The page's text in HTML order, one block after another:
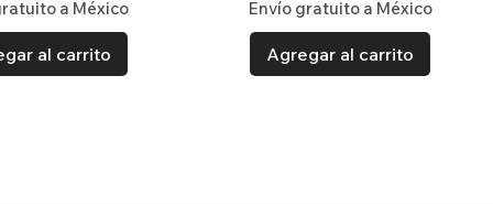
a México
al carrito
Envío gratuito a México
Agregar al carrito